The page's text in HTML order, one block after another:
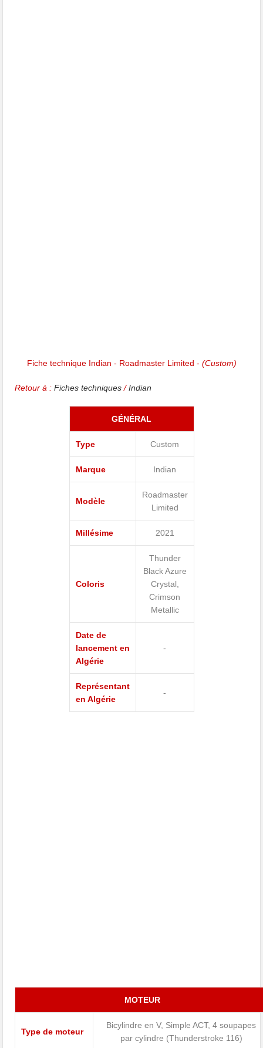
Fiche technique Indian - Roadmaster Limited - (Custom)
Retour à :Fiches techniques/Indian
GÉNÉRAL
Type Custom
Marque Indian
Modèle
Roadmaster
Limited
Millésime 2021
Coloris
Thunder
Black Azure
Crystal,
Crimson
Metallic
Date de
lancement en
Algérie
-
Représentant
en Algérie
-
MOTEUR
Type de moteur
Bicylindre en V, Simple ACT, 4 soupapes
par cylindre (Thunderstroke 116)